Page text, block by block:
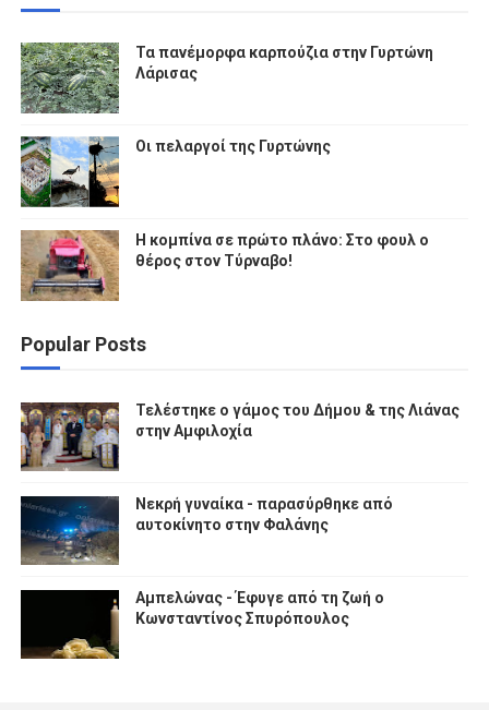
Τα πανέμορφα καρπούζια στην Γυρτώνη
Λάρισας
Οι πελαργοί της Γυρτώνης
Η κομπίνα σε πρώτο πλάνο: Στο φουλ ο
θέρος στον Τύρναβο!
Popular Posts
Τελέστηκε ο γάμος του Δήμου & της Λιάνας
στην Αμφιλοχία
Νεκρή γυναίκα - παρασύρθηκε από
αυτοκίνητο στην Φαλάνης
Αμπελώνας - Έφυγε από τη ζωή ο
Κωνσταντίνος Σπυρόπουλος